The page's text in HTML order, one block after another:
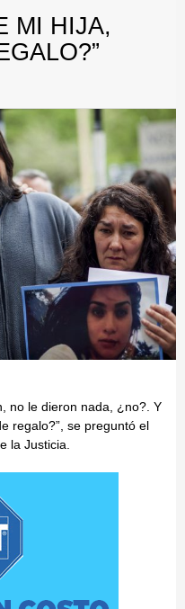
MI HIJA,
no le dieron nada, ¿no?. Y
regalo?”, se preguntó el
la Justicia.